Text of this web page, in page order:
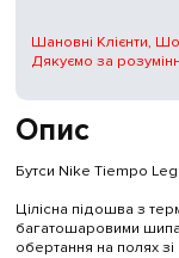
Опис
Бутси Nike Tiempo
Цілісна підошва з
багатошаровими
обертання на полях
Шановні Клієнти,
Дякуємо за